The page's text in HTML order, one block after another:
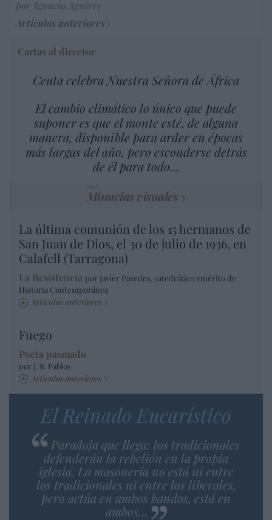
Artículos anteriores
Cartas al director
Ceuta celebra Nuestra Señora de África
El cambio climático lo único que puede
suponer es que el monte esté, de alguna
manera, disponible para arder en épocas
más largas del año, pero esconderse detrás
de él para todo…
Minucias visuales
La última comunión de los 15 hermanos de
San Juan de Dios, el 30 de julio de 1936, en
Calafell (Tarragona)
La Resistencia por Javier Paredes, catedrático emérito de
Historia Contemporánea
Artículos anteriores
Fuego
Poeta pasmado
por J. R. Pablos
Artículos anteriores
El Reinado Eucarístico
Paradoja que llega: los tradicionales
defenderán la rebelión en la propia
iglesia. La masonería no está ni entre
los tradicionales ni entre los liberales,
pero actúa en ambos bandos, está en
ambos…